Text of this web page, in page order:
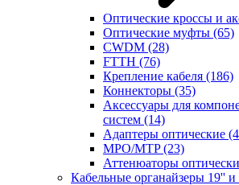
Оптические кроссы и
Оптические муфты (65)
CWDM (28)
FTTH (76)
Крепление кабеля (186)
Коннекторы (35)
Аксессуары для
систем (14)
Адаптеры оптические
MPO/MTP(23)
Аттенюаторы
Кабельные органайзеры 19'' и